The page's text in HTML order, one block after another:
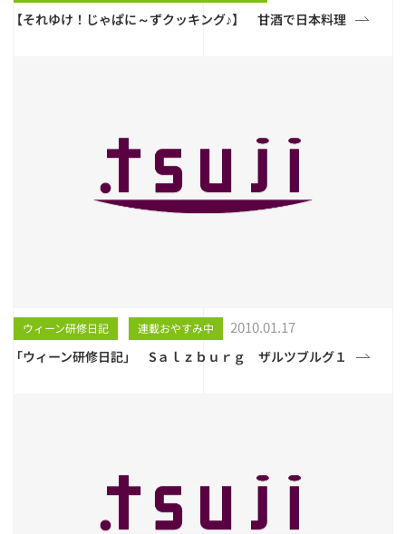
【それゆけ！じゃぱに～ずクッキング♪】 甘酒で日本料理
ウィーン研修日記 連載おやすみ中 2010.01.17
「ウィーン研修日記」 Sａｌｚｂｕｒｇ ザルツブルグ１